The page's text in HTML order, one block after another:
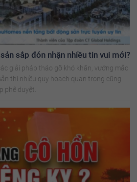
sắp đón nhận nhiều tin vui mới?
giải pháp tháo gỡ khó khăn, vướng mắc
thì nhiều quy hoạch quan trọng cũng
phê duyệt.